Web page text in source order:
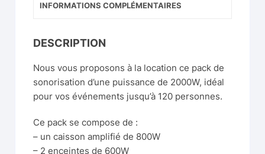
INFORMATIONS COMPLÉMENTAIRES
DESCRIPTION
Nous vous proposons à la location ce pack de
sonorisation d’une puissance de 2000W, idéal
pour vos événements jusqu’à 120 personnes.
Ce pack se compose de :
– un caisson amplifié de 800W
– 2 enceintes de 600W